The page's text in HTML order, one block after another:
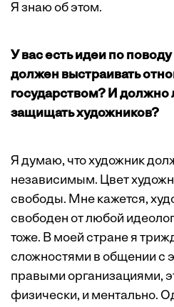
Я знаю об этом.
У вас есть идеи по
должен выстраивать
государством? И должно
защищать художников?
Я думаю, что художник
независимым. Цвет
свободы. Мне кажется,
свободен от любой
тоже. В моей стране я
сложностями в общении с
правыми организациями,
физически, и ментально.